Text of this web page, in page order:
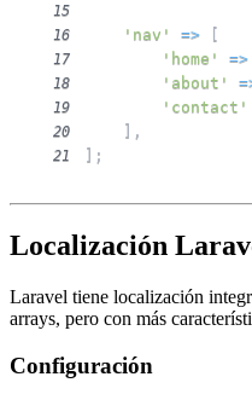
15
16
'nav' => [
17 'home' =>
18 'about'
19 'contact'
20 ] ,
21 ] ;
Localización
Laravel tiene localización
arrays, pero con más
Configuración